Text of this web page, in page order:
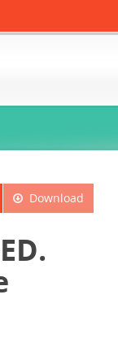
Download